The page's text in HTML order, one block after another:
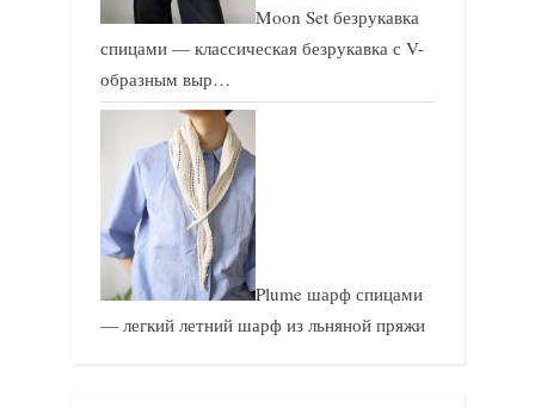
Moon Set безрукавка
спицами — классическая безрукавка с V-
образным выр…
Plume шарф спицами
— легкий летний шарф из льняной пряжи